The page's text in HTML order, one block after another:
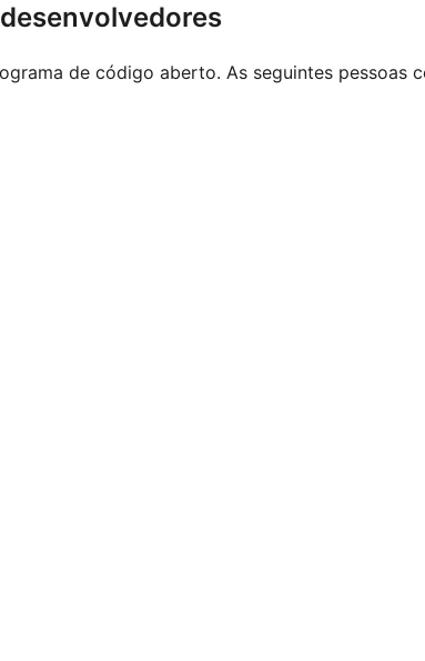
de código aberto. As seguintes pessoas